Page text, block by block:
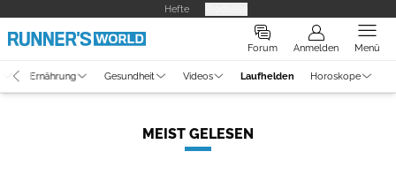
Hefte
Forum Anmelden Menü
Ernährung Gesundheit Videos Laufhelden Horoskope
MEIST GELESEN